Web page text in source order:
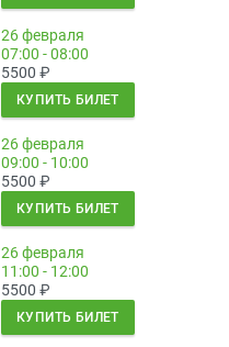
26 февраля
07:00 - 08:00
5500 ₽
КУПИТЬ БИЛЕТ
26 февраля
09:00 - 10:00
5500 ₽
КУПИТЬ БИЛЕТ
26 февраля
11:00 - 12:00
5500 ₽
КУПИТЬ БИЛЕТ